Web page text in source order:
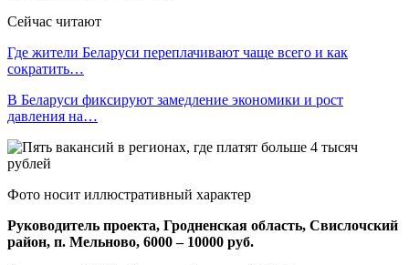
Сейчас читают
Где жители Беларуси переплачивают чаще всего и как
сократить…
В Беларуси фиксируют замедление экономики и рост
давления на…
Фото носит иллюстративный характер
Руководитель проекта, Гродненская область, Свислочский
район, п. Мельново, 6000 – 10000 руб.